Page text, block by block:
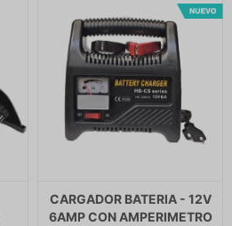
CARGADOR BATERIA - 12V
6AMP CON AMPERIMETRO